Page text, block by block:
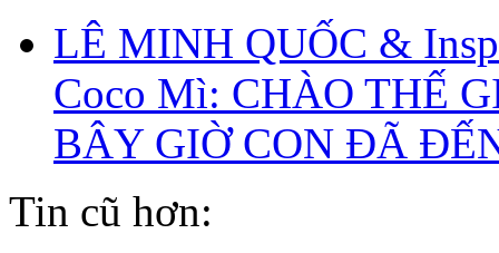
LÊ MINH QUỐC &
Coco Mì: CHÀO THẾ
BÂY GIỜ CON ĐÃ
Tin cũ hơn: